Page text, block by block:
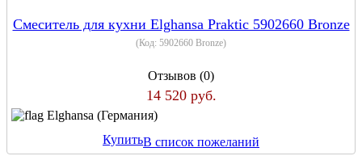
Смеситель для кухни Elghansa Praktic 5902660 Bronze
(Код: 5902660 Bronze)
Отзывов (0)
14 520 руб.
Elghansa (Германия)
КупитьВ список пожеланий